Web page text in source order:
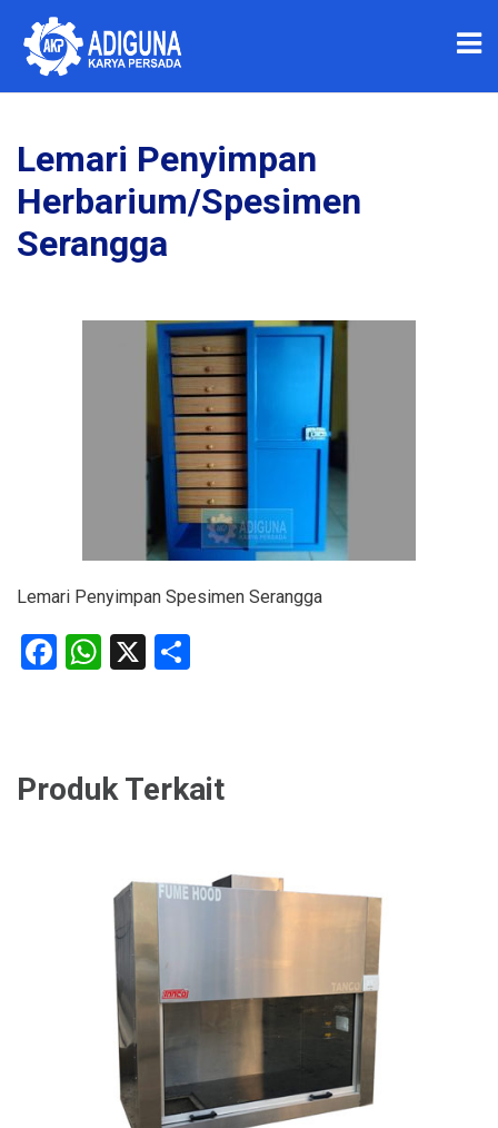
Lemari Penyimpan
Herbarium/Spesimen
Serangga
Lemari Penyimpan Spesimen Serangga
Facebook
WhatsApp
X
Produk Terkait